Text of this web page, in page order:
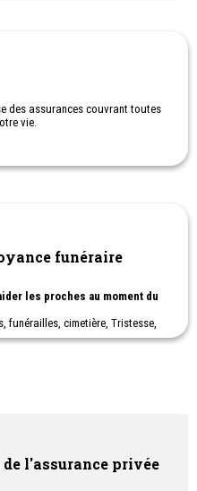
des assurances couvrant toutes
vie.
funéraire
les proches au moment du
funérailles, cimetière, Tristesse,
funéraire, Soutien en deuil,
l'assurance privée